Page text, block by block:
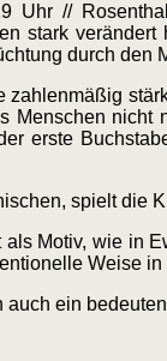
Uhr //
stark
durch den
Menschen
erste
spielt die
Motiv, wie in
Weise
ein